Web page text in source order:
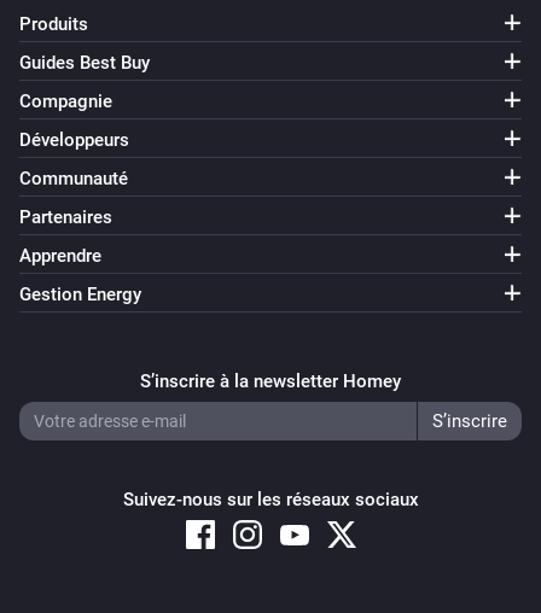
Produits
Guides Best Buy
Compagnie
Développeurs
Communauté
Partenaires
Apprendre
Gestion Energy
S’inscrire à la newsletter Homey
Suivez-nous sur les réseaux sociaux